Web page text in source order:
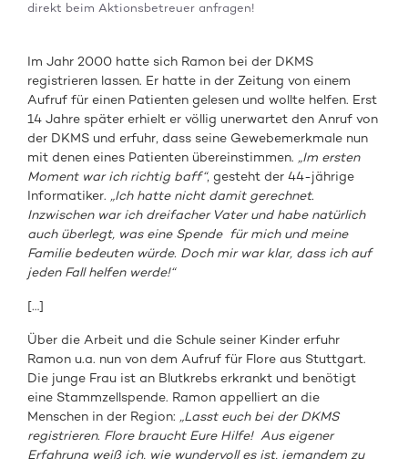
direkt beim Aktionsbetreuer anfragen!
Im Jahr 2000 hatte sich Ramon bei der DKMS
registrieren lassen. Er hatte in der Zeitung von einem
Aufruf für einen Patienten gelesen und wollte helfen. Erst
14 Jahre später erhielt er völlig unerwartet den Anruf von
der DKMS und erfuhr, dass seine Gewebemerkmale nun
mit denen eines Patienten übereinstimmen. „Im ersten
Moment war ich richtig baff“, gesteht der 44-jährige
Informatiker. „Ich hatte nicht damit gerechnet.
Inzwischen war ich dreifacher Vater und habe natürlich
auch überlegt, was eine Spende für mich und meine
Familie bedeuten würde. Doch mir war klar, dass ich auf
jeden Fall helfen werde!“
[…]
Über die Arbeit und die Schule seiner Kinder erfuhr
Ramon u.a. nun von dem Aufruf für Flore aus Stuttgart.
Die junge Frau ist an Blutkrebs erkrankt und benötigt
eine Stammzellspende. Ramon appelliert an die
Menschen in der Region: „Lasst euch bei der DKMS
registrieren. Flore braucht Eure Hilfe! Aus eigener
Erfahrung weiß ich, wie wundervoll es ist, jemandem zu